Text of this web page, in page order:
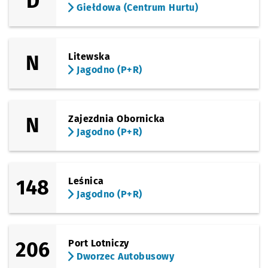
Pl. Orląt Lwowskich NŻPrzystanek na życzenie Sprawdź
Pl. Orląt
Pl. Legionów
Arkady (Capitol) Sprawdź
Arkady
Przystanek na życzenie
Dworzec Autobusowy Sprawdź
Dworzec
Czas
4'
Giełdowa (Centrum Hurtu)
N
Litewska
Jagodno (P+R)
N
Zajezdnia Obornicka
Jagodno (P+R)
148
Leśnica
Jagodno (P+R)
206
Port Lotniczy
Dworzec Autobusowy